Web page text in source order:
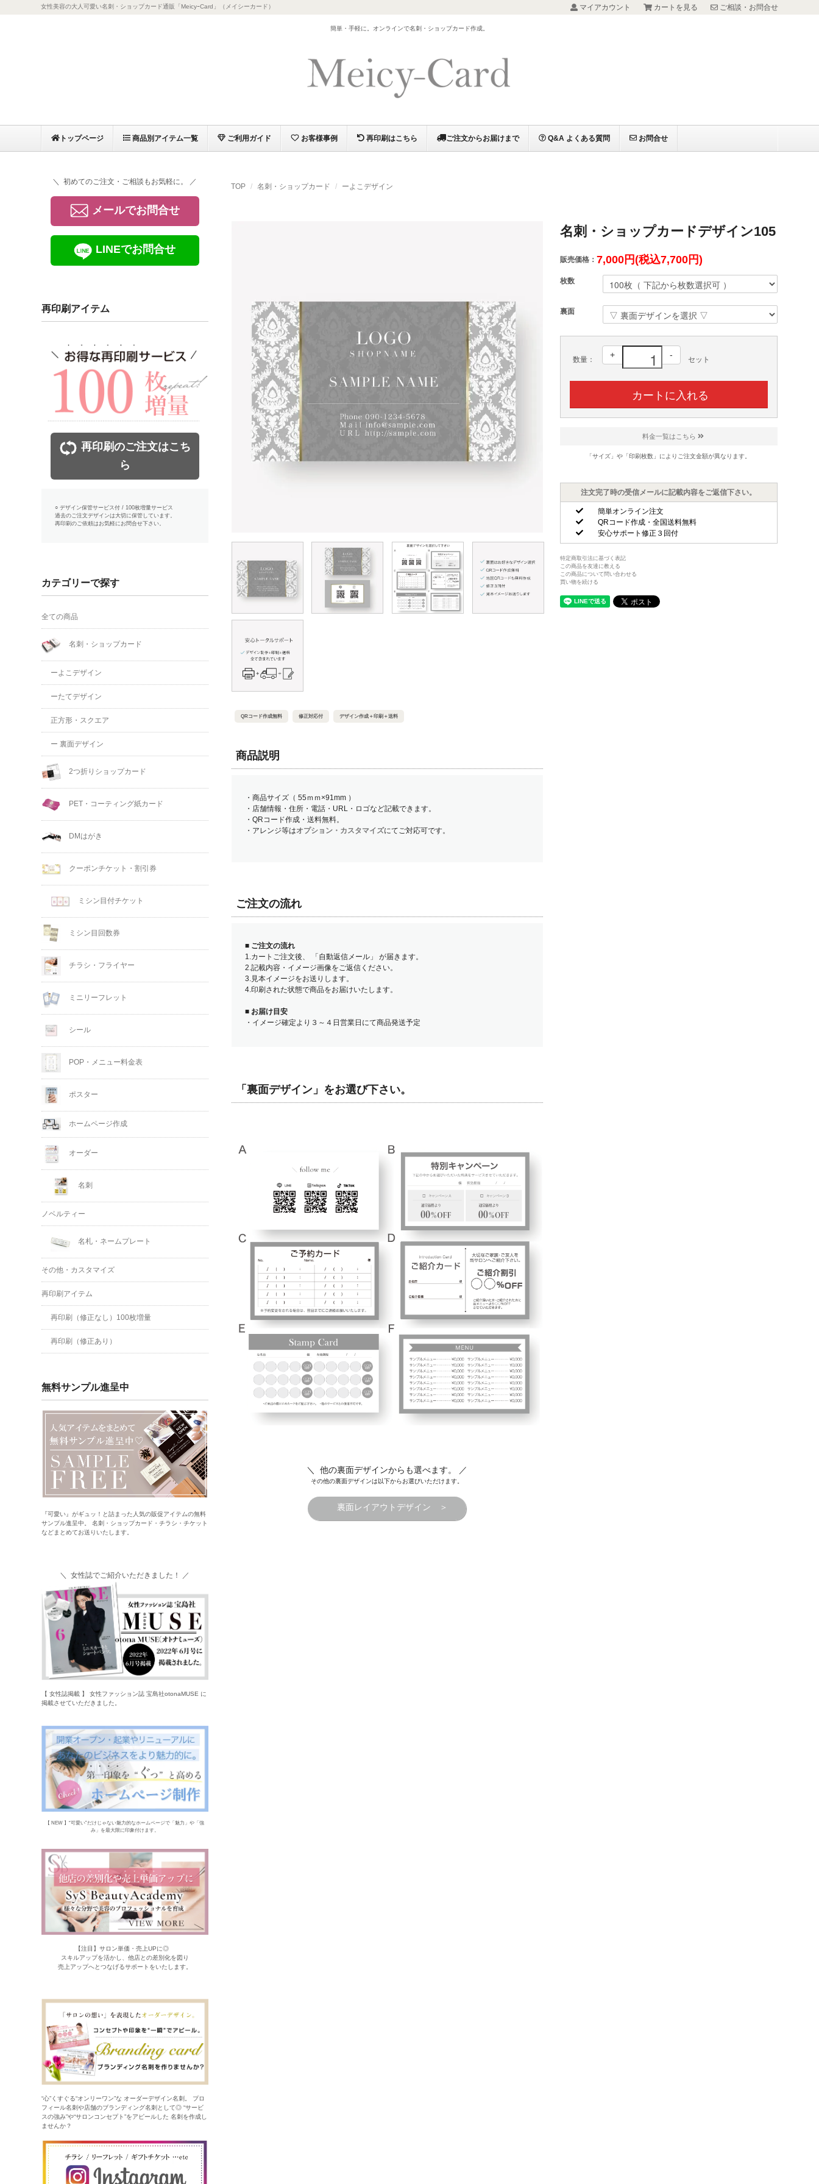
女性美容の大人可愛い名刺・ショップカード通販「MeicyｰCard」（メイシーカード） マイアカウント カートを見る ご相談・お問合せ
簡単・手軽に。オンラインで名刺・ショップカード作成。
トップページ 商品別アイテム一覧 ご利用ガイド お客様事例 再印刷はこちら ご注文からお届けまで Q&A よくある質問 お問合せ
TOP 名刺・ショップカード ーよこデザイン
QRコード作成無料 修正対応付 デザイン作成＋印刷＋送料
商品説明
・商品サイズ（ 55ｍｍ×91mm ）
・店舗情報・住所・電話・URL・ロゴなど記載できます。
・QRコード作成・送料無料。
・アレンジ等はオプション・カスタマイズにてご対応可です。
ご注文の流れ
■ ご注文の流れ
1.カートご注文後、 「自動返信メール」 が届きます。
2.記載内容・イメージ画像をご返信ください。
3.見本イメージをお送りします。
4.印刷された状態で商品をお届けいたします。
■ お届け目安
・イメージ確定より３～４日営業日にて商品発送予定
「裏面デザイン」をお選び下さい。
＼ 他の裏面デザインからも選べます。 ／
その他の裏面デザインは以下からお選びいただけます。
裏面レイアウトデザイン ＞
名刺・ショップカードデザイン105
販売価格： 7,000円(税込7,700円)
枚数
裏面
数量：
+ -
セット
料金一覧はこちら
「サイズ」や「印刷枚数」によりご注文金額が異なります。
注文完了時の受信メールに記載内容をご返信下さい。
簡単オンライン注文
QRコード作成・全国送料無料
安心サポート修正３回付
特定商取引法に基づく表記
この商品を友達に教える
この商品について問い合わせる
買い物を続ける
＼ 初めてのご注文・ご相談もお気軽に。 ／
メールでお問合せ
LINEでお問合せ
再印刷アイテム
再印刷のご注文はこち
ら
○ デザイン保管サービス付 / 100枚増量サービス
過去のご注文デザインは大切に保管しています。
再印刷のご依頼はお気軽にお問合せ下さい。
カテゴリーで探す
全ての商品
名刺・ショップカード
ーよこデザイン
ーたてデザイン
正方形・スクエア
ー 裏面デザイン
2つ折りショップカード
PET・コーティング紙カード
DMはがき
クーポンチケット・割引券
ミシン目付チケット
ミシン目回数券
チラシ・フライヤー
ミニリーフレット
シール
POP・メニュー料金表
ポスター
ホームページ作成
オーダー
名刺
ノベルティー
名札・ネームプレート
その他・カスタマイズ
再印刷アイテム
再印刷（修正なし）100枚増量
再印刷（修正あり）
無料サンプル進呈中
『可愛い』がギュッ！と詰まった人気の販促アイテムの無料
サンプル進呈中。 名刺・ショップカード・チラシ・チケット
などまとめてお送りいたします。
＼ 女性誌でご紹介いただきました！ ／
【 女性誌掲載 】 女性ファッション誌 宝島社otonaMUSE に
掲載させていただきました。
【 NEW 】“可愛い”だけじゃない魅力的なホームページで「魅力」や「強
み」を最大限に印象付けます。
【注目】サロン単価・売上UPに◎
スキルアップを活かし、他店との差別化を図り
売上アップへとつなげるサポートをいたします。
“心”くすぐる“オンリーワン”な オーダーデザイン名刺。 プロ
フィール名刺や店舗のブランディング名刺として◎ “サービ
スの強み”や“サロンコンセプト”をアピールした 名刺を作成し
ませんか？